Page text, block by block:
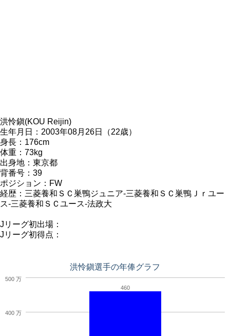
洪怜鎭(KOU Reijin)
生年月日：2003年08月26日（22歳）
身長：176cm
体重：73kg
出身地：東京都
背番号：39
ポジション：FW
経歴：三菱養和ＳＣ巣鴨ジュニア-三菱養和ＳＣ巣鴨Ｊｒユー
ス-三菱養和ＳＣユース-法政大
Jリーグ初出場：
Jリーグ初得点：
洪怜鎭選手の年俸グラフ
460
400 万
500 万